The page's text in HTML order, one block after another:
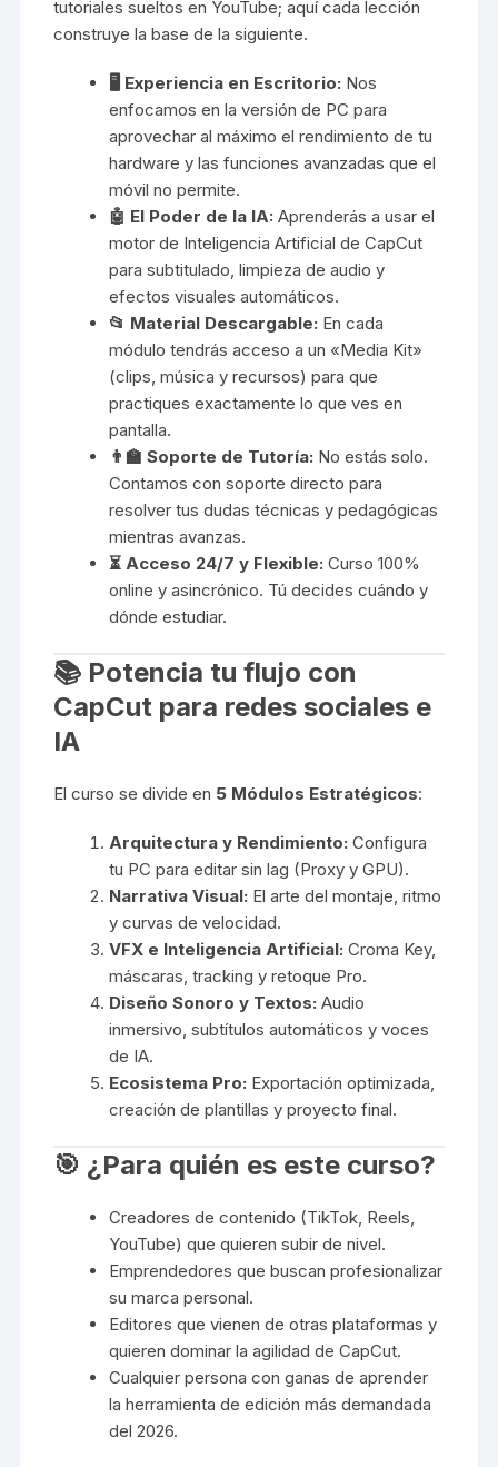
tutoriales sueltos en YouTube; aquí cada lección
construye la base de la siguiente.
🖥️ Experiencia en Escritorio: Nos
enfocamos en la versión de PC para
aprovechar al máximo el rendimiento de tu
hardware y las funciones avanzadas que el
móvil no permite.
🤖 El Poder de la IA: Aprenderás a usar el
motor de Inteligencia Artificial de CapCut
para subtitulado, limpieza de audio y
efectos visuales automáticos.
📂 Material Descargable: En cada
módulo tendrás acceso a un «Media Kit»
(clips, música y recursos) para que
practiques exactamente lo que ves en
pantalla.
👨‍🏫 Soporte de Tutoría: No estás solo.
Contamos con soporte directo para
resolver tus dudas técnicas y pedagógicas
mientras avanzas.
⏳ Acceso 24/7 y Flexible: Curso 100%
online y asincrónico. Tú decides cuándo y
dónde estudiar.
📚 Potencia tu flujo con
CapCut para redes sociales e
IA
El curso se divide en 5 Módulos Estratégicos:
Arquitectura y Rendimiento: Configura
tu PC para editar sin lag (Proxy y GPU).
Narrativa Visual: El arte del montaje, ritmo
y curvas de velocidad.
VFX e Inteligencia Artificial: Croma Key,
máscaras, tracking y retoque Pro.
Diseño Sonoro y Textos: Audio
inmersivo, subtítulos automáticos y voces
de IA.
Ecosistema Pro: Exportación optimizada,
creación de plantillas y proyecto final.
🎯 ¿Para quién es este curso?
Creadores de contenido (TikTok, Reels,
YouTube) que quieren subir de nivel.
Emprendedores que buscan profesionalizar
su marca personal.
Editores que vienen de otras plataformas y
quieren dominar la agilidad de CapCut.
Cualquier persona con ganas de aprender
la herramienta de edición más demandada
del 2026.